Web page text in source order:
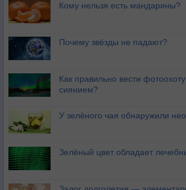
Кому нельзя есть мандарины?
Почему звёзды не падают?
Как правильно вести
сиянием?
У зелёного чая обнаружили
Зелёный цвет обладает